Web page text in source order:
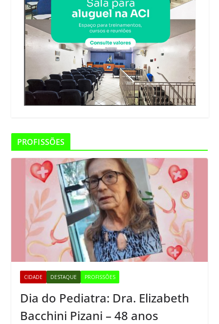
PROFISSÕES
CIDADE DESTAQUE PROFISSÕES
Dia do Pediatra: Dra. Elizabeth
Bacchini Pizani – 48 anos